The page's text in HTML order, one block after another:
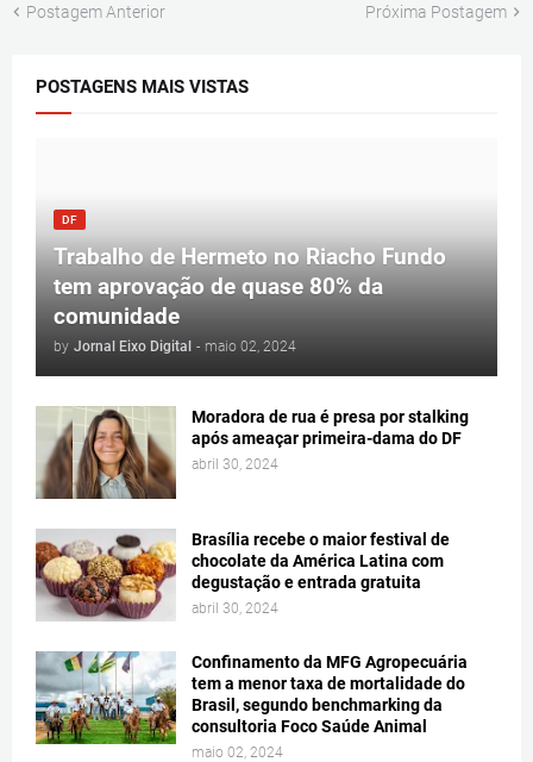
Postagem Anterior Próxima Postagem
POSTAGENS MAIS VISTAS
DF
Trabalho de Hermeto no Riacho Fundo
tem aprovação de quase 80% da
comunidade
by Jornal Eixo Digital - maio 02, 2024
Moradora de rua é presa por stalking
após ameaçar primeira-dama do DF
abril 30, 2024
Brasília recebe o maior festival de
chocolate da América Latina com
degustação e entrada gratuita
abril 30, 2024
Confinamento da MFG Agropecuária
tem a menor taxa de mortalidade do
Brasil, segundo benchmarking da
consultoria Foco Saúde Animal
maio 02, 2024